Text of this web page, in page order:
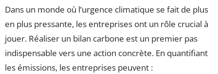
Dans un monde où l’urgence climatique se fait de plus
en plus pressante, les entreprises ont un rôle crucial à
jouer. Réaliser un bilan carbone est un premier pas
indispensable vers une action concrète. En quantifiant
les émissions, les entreprises peuvent :